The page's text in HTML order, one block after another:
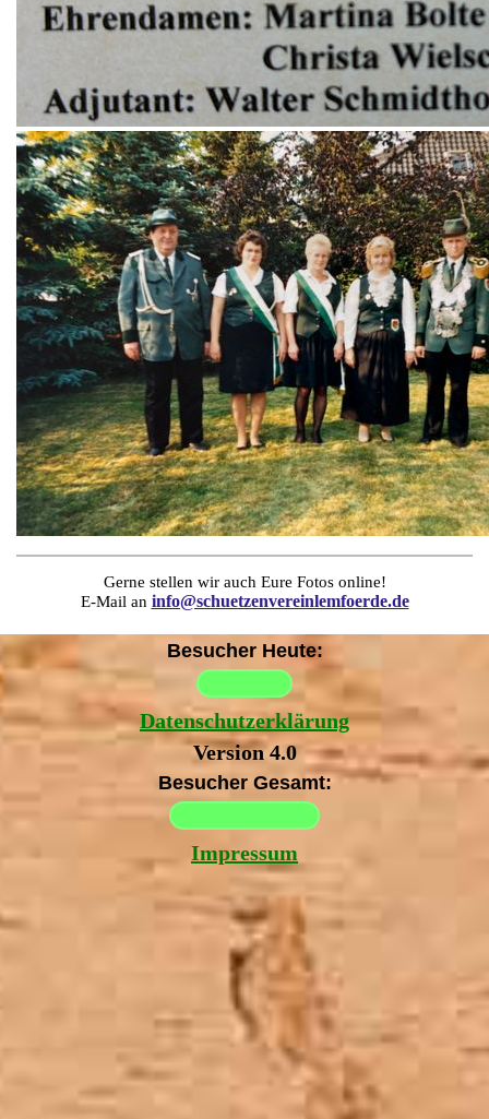
Gerne stellen wir auch Eure Fotos online!
E-Mail an info@schuetzenvereinlemfoerde.de
Besucher Heute:
Datenschutzerklärung
Version 4.0
Besucher Gesamt:
Impressum